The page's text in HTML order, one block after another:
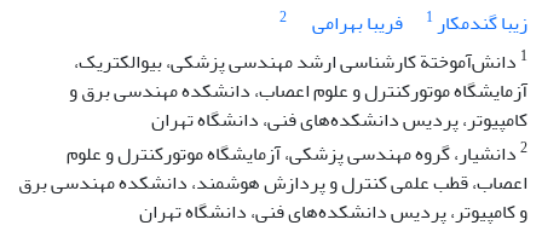
زیبا گندمکار1 فریبا بهرامی
2
1 دانش‌آموختة کارشناسی ارشد مهندسی پزشکی، بیوالکتریک،
آزمایشگاه موتورکنترل و علوم اعصاب، دانشکده مهندسی برق و
کامپیوتر، پردیس دانشکده‌های فنی، دانشگاه تهران
2دانشیار، گروه مهندسی پزشکی، آزمایشگاه موتورکنترل و علوم
اعصاب، قطب علمی کنترل و پردازش هوشمند، دانشکده مهندسی برق
و کامپیوتر، پردیس دانشکده‌های فنی، دانشگاه تهران